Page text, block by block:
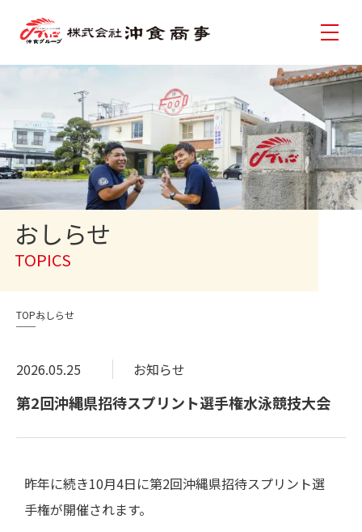
おしらせ
TOPICS
TOPおしらせ
2026.05.25 お知らせ
第2回沖縄県招待スプリント選手権水泳競技大会
昨年に続き10月4日に第2回沖縄県招待スプリント選
手権が開催されます。